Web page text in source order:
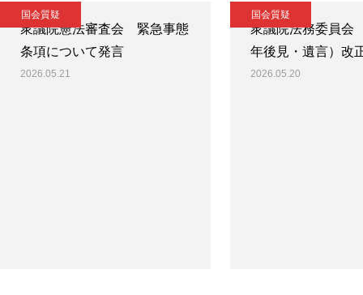
国会質疑
衆議院憲法審査会 緊急事態
条項について発言
2026.05.21
国会質疑
衆議院法務委員
年後見・遺言）改
2026.05.20